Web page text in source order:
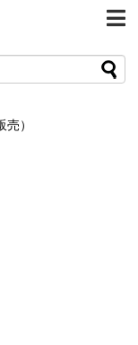
売）